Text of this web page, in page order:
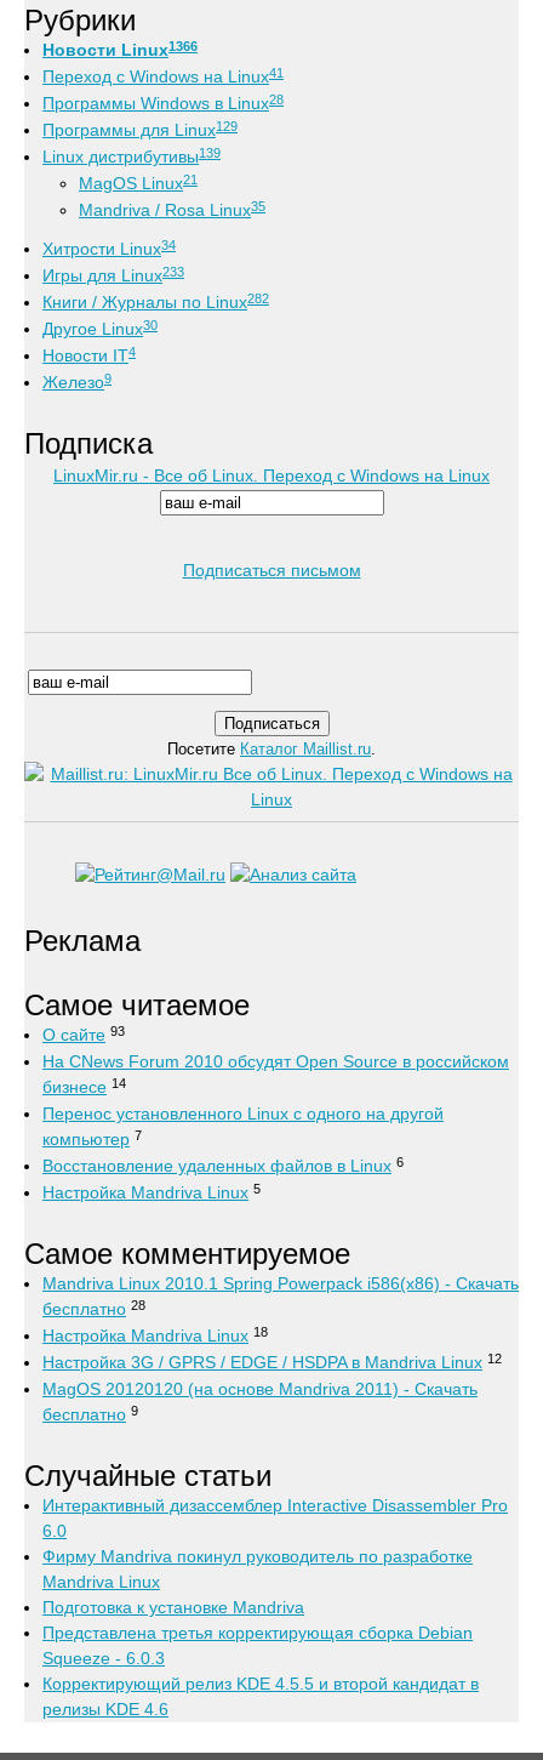
Рубрики
Новости Linux1366
Переход с Windows на Linux41
Программы Windows в Linux28
Программы для Linux129
Linux дистрибутивы139
MagOS Linux21
Mandriva / Rosa Linux35
Хитрости Linux34
Игры для Linux233
Книги / Журналы по Linux282
Другое Linux30
Новости IT4
Железо9
Подписка
LinuxMir.ru - Все об Linux. Переход с Windows на Linux
Подписаться письмом
Посетите Каталог Maillist.ru.
Реклама
Самое читаемое
О сайте 93
На CNews Forum 2010 обсудят Open Source в российском
бизнесе 14
Перенос установленного Linux с одного на другой
компьютер 7
Восстановление удаленных файлов в Linux 6
Настройка Mandriva Linux 5
Самое комментируемое
Mandriva Linux 2010.1 Spring Powerpack i586(x86) - Скачать
бесплатно 28
Настройка Mandriva Linux 18
Настройка 3G / GPRS / EDGE / HSDPA в Mandriva Linux 12
MagOS 20120120 (на основе Mandriva 2011) - Скачать
бесплатно 9
Случайные статьи
Интерактивный дизассемблер Interactive Disassembler Pro
6.0
Фирму Mandriva покинул руководитель по разработке
Mandriva Linux
Подготовка к установке Mandriva
Представлена третья корректирующая сборка Debian
Squeeze - 6.0.3
Корректирующий релиз KDE 4.5.5 и второй кандидат в
релизы KDE 4.6